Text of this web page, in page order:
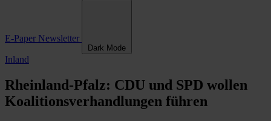
E-Paper Newsletter
Dark Mode
Inland
Rheinland-Pfalz: CDU und SPD wollen
Koalitionsverhandlungen führen